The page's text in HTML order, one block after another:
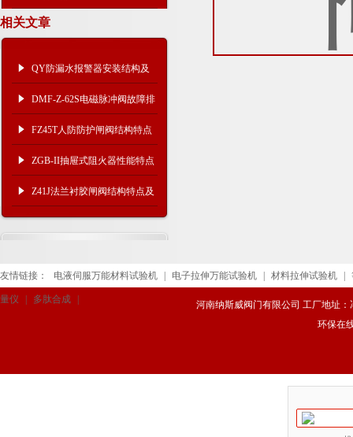
相关文章
QY防漏水报警器安装结构及
技术参数
DMF-Z-62S电磁脉冲阀故障排
除方法
FZ45T人防防护闸阀结构特点
ZGB-II抽屉式阻火器性能特点
Z41J法兰衬胶闸阀结构特点及
连接尺寸
友情链接： 电液伺服万能材料试验机 电子拉伸万能试验机 材料拉伸试验机
量仪 多肽合成
河南纳斯威阀门有限公司 工厂地址：
环保在